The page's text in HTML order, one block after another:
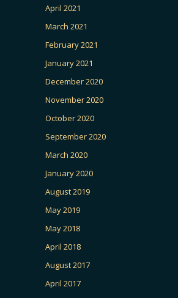
April 2021
March 2021
February 2021
January 2021
December 2020
November 2020
October 2020
September 2020
March 2020
January 2020
August 2019
May 2019
May 2018
April 2018
August 2017
April 2017